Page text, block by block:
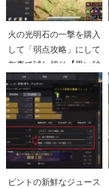
火の光明石の一撃を購入
して「弱点攻略」にして
灰森で試し切り【黒い砂
漠Part4807】
ピントの新鮮なジュース